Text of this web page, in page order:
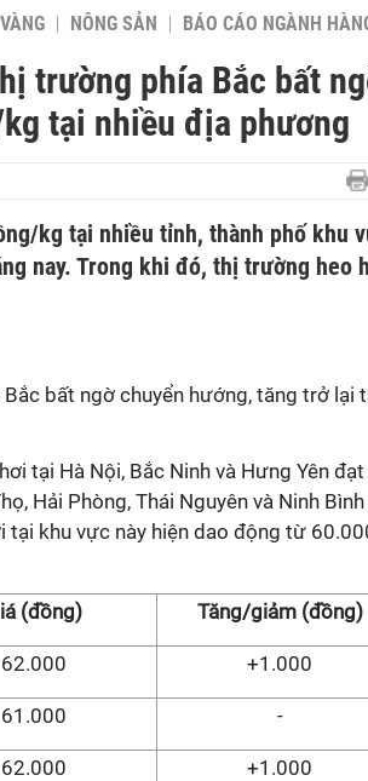
VÀNG NÔNG SẢN BÁO CÁO NGÀNH
trường phía Bắc bất
tại nhiều địa phương
kg tại nhiều tỉnh, thành phố khu
nay. Trong khi đó, thị trường heo
Bắc bất ngờ chuyển hướng, tăng trở lại
tại Hà Nội, Bắc Ninh và Hưng Yên đạt
Hải Phòng, Thái Nguyên và Ninh
khu vực này hiện dao động từ
(đồng) Tăng/giảm (đồng)
62.000 +1.000
61.000 -
62.000 +1.000